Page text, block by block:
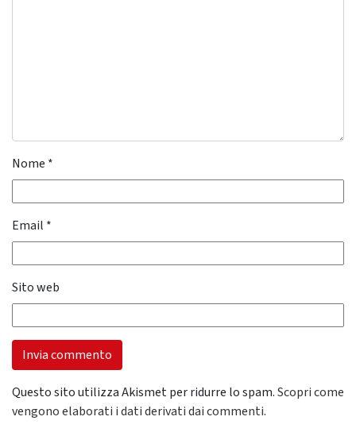
Nome *
Email *
Sito web
Questo sito utilizza Akismet per ridurre lo spam.Scopri come
vengono elaborati i dati derivati dai commenti.